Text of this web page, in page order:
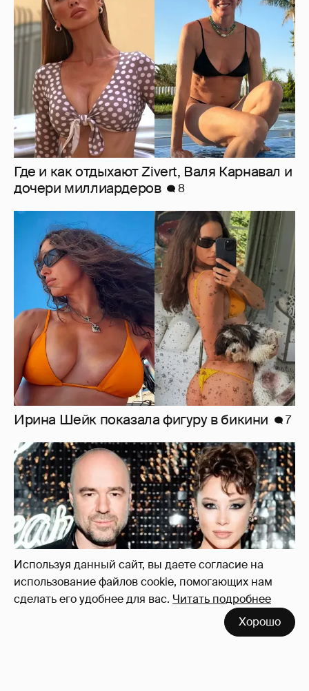
Используя данный сайт, вы даете согласие на
использование файлов cookie, помогающих нам
сделать его удобнее для вас. Читать подробнее
Хорошо
дочери миллиардеров
Ирина Шейк показала фигуру в бикини
"Оплаченный алиментами хейт". Полина
Диброва снова высказалась о бывшей
жене своего возлюбленного
23